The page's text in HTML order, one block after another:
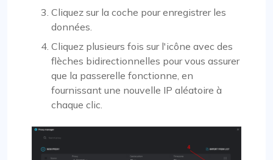
Cliquez sur la coche pour enregistrer les
données.
Cliquez plusieurs fois sur l'icône avec des
flèches bidirectionnelles pour vous assurer
que la passerelle fonctionne, en
fournissant une nouvelle IP aléatoire à
chaque clic.